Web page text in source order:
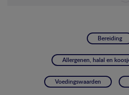
Bereiding
Allergenen, halal en
Voedingswaarden